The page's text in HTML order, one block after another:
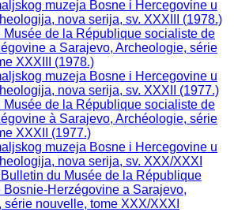
muzeja Bosne i Hercegovine u
nova serija, sv. XXXIII (1978.)
Musée de la République socialiste de
a Sarajevo, Archeologie, série
XXXIII (1978.)
muzeja Bosne i Hercegovine u
nova serija, sv. XXXII (1977.)
Musée de la République socialiste de
à Sarajevo, Archéologie, série
XXXII (1977.)
muzeja Bosne i Hercegovine u
nova serija, sv. XXX/XXXI
du Musée de la République
Bosnie-Herzégovine a Sarajevo,
nouvelle, tome XXX/XXXI